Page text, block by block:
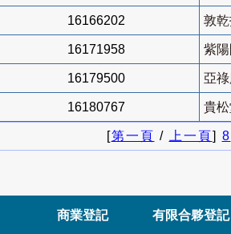
16166202 敦
16171958 紫
16179500 亞
16180767 貴
[第一頁 / 上一頁] 8
商業登記 有限合夥登記